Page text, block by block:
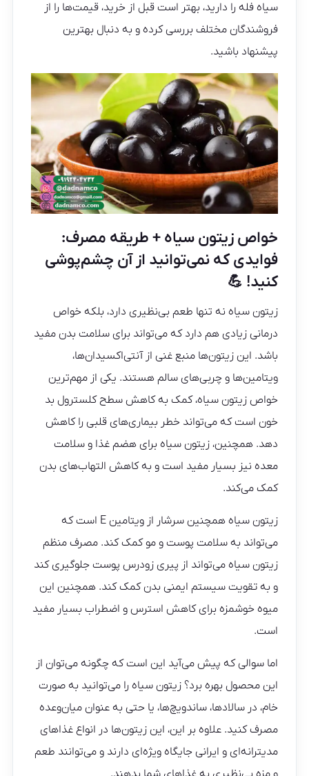
سیاه فله را دارید، بهتر است قبل از خرید، قیمت‌ها را از
فروشندگان مختلف بررسی کرده و به دنبال بهترین
پیشنهاد باشید.
خواص زیتون سیاه + طریقه مصرف:
فوایدی که نمی‌توانید از آن چشم‌پوشی
کنید! 💪
زیتون سیاه نه تنها طعم بی‌نظیری دارد، بلکه خواص
درمانی زیادی هم دارد که می‌تواند برای سلامت بدن مفید
باشد. این زیتون‌ها منبع غنی از آنتی‌اکسیدان‌ها،
ویتامین‌ها و چربی‌های سالم هستند. یکی از مهم‌ترین
خواص زیتون سیاه، کمک به کاهش سطح کلسترول بد
خون است که می‌تواند خطر بیماری‌های قلبی را کاهش
دهد. همچنین، زیتون سیاه برای هضم غذا و سلامت
معده نیز بسیار مفید است و به کاهش التهاب‌های بدن
کمک می‌کند.
زیتون سیاه همچنین سرشار از ویتامین E است که
می‌تواند به سلامت پوست و مو کمک کند. مصرف منظم
زیتون سیاه می‌تواند از پیری زودرس پوست جلوگیری کند
و به تقویت سیستم ایمنی بدن کمک کند. همچنین این
میوه خوشمزه برای کاهش استرس و اضطراب بسیار مفید
است.
اما سوالی که پیش می‌آید این است که چگونه می‌توان از
این محصول بهره برد؟ زیتون سیاه را می‌توانید به صورت
خام، در سالادها، ساندویچ‌ها، یا حتی به عنوان میان‌وعده
مصرف کنید. علاوه بر این، این زیتون‌ها در انواع غذاهای
مدیترانه‌ای و ایرانی جایگاه ویژه‌ای دارند و می‌توانند طعم